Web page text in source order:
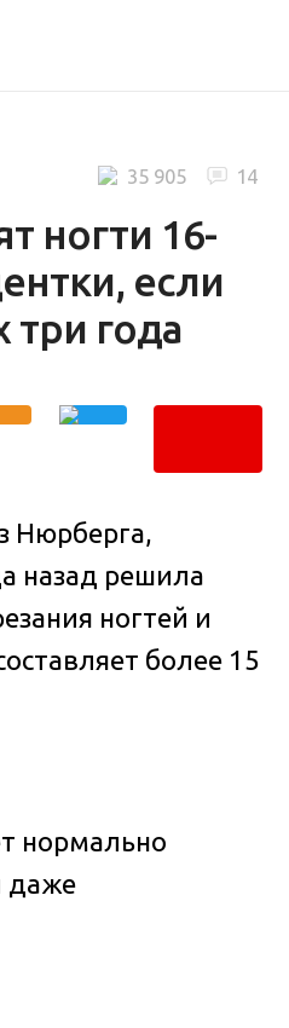
ногти 16-
если
три года
14
35 905
Нюрберга,
назад решила
ногтей и
более 15
нормально
даже